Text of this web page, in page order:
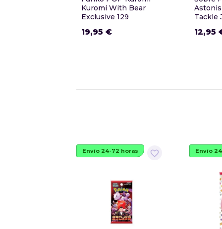
Kuromi With Bear
Exclusive 129
19,95 €
Tackle
12,95
favorite_border
Envío 24-72 horas Envío